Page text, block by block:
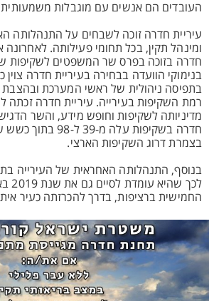
העובדים הם אנשים עם מוגבלות
עיריית חדרה זוכה לשבחים על התנהלותה
ומינהל תקין, בכל תחומי פעילותה. לאחרונה
בנימוקי הוועדה בבחירה בעיריית חדרה צוין
בתפיסה ניהולית של ראשי המערכת ובהצבת
רמת השקיפות בעירייה. עיריית חדרה זכתה
מדיניותה לשקיפות וחופש מידע, והשר הדגיש
חדרה בשקיפות עלה מ-
בצמרת דרוג השקיפות הארצי.
בנוסף, התנהלותה האחראית של העירייה
לכך
החמישית ברציפות, בדרך להכרזתה כעיר